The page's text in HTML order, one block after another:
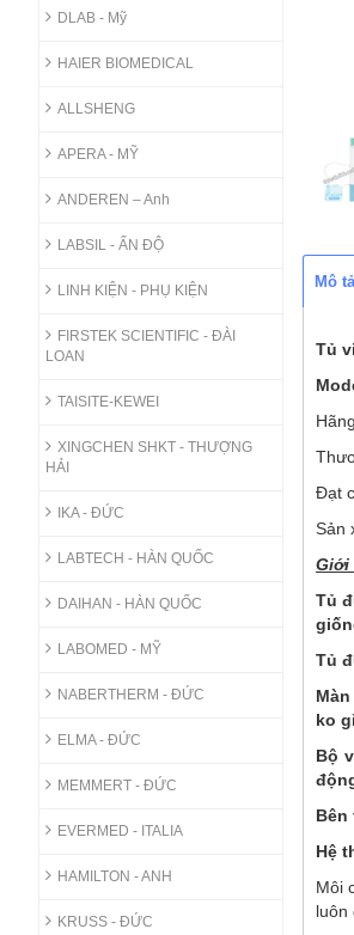
DLAB - Mỹ
HAIER BIOMEDICAL
ALLSHENG
APERA - MỸ
ANDEREN – Anh
LABSIL - ẤN ĐỘ
LINH KIỆN - PHỤ KIỆN
FIRSTEK SCIENTIFIC - ĐÀI
LOAN
TAISITE-KEWEI
XINGCHEN SHKT - THƯỢNG
HẢI
IKA - ĐỨC
LABTECH - HÀN QUỐC
DAIHAN - HÀN QUỐC
LABOMED - MỸ
NABERTHERM - ĐỨC
ELMA - ĐỨC
MEMMERT - ĐỨC
EVERMED - ITALIA
HAMILTON - ANH
KRUSS - ĐỨC
Mô tả
Tủ
Đạt
Sản
Giới
Tủ
Tủ
ko
Bộ
Bên
Hệ
Môi
luôn